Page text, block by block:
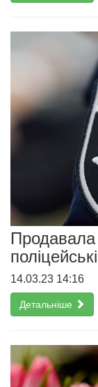
Продавала
14.03.23 14:16
Детальніше